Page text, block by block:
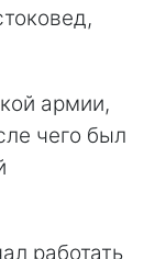
армии,
чего был
работать